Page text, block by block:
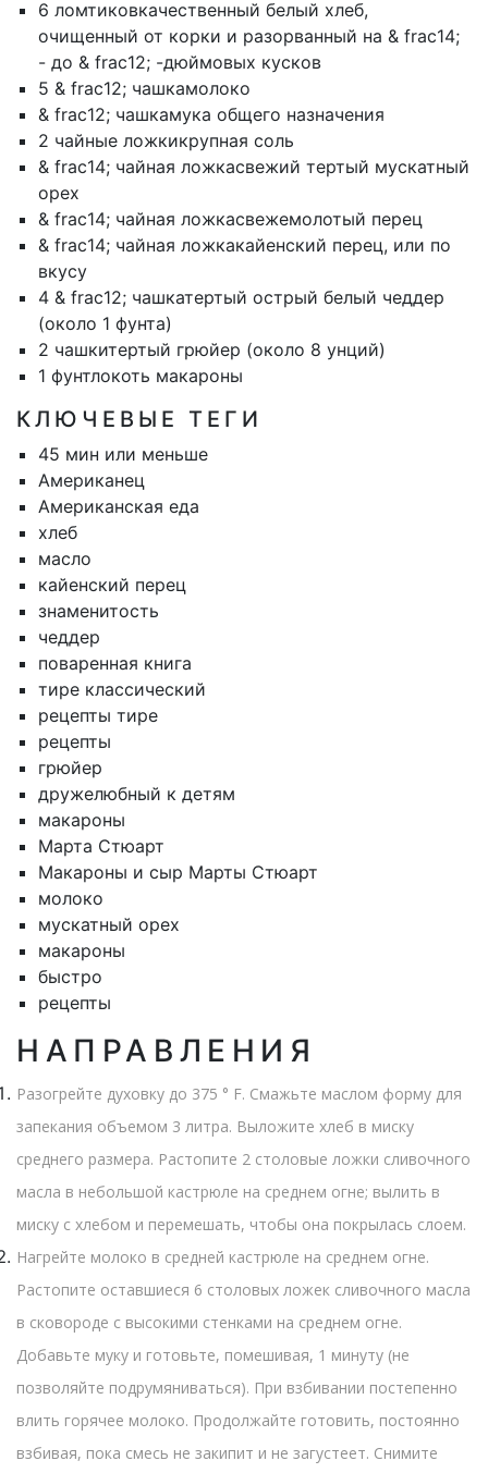
6 ломтиковкачественный белый хлеб,
очищенный от корки и разорванный на & frac14;
- до & frac12; -дюймовых кусков
5 & ​​frac12; чашкамолоко
& frac12; чашкамука общего назначения
2 чайные ложкикрупная соль
& frac14; чайная ложкасвежий тертый мускатный
орех
& frac14; чайная ложкасвежемолотый перец
& frac14; чайная ложкакайенский перец, или по
вкусу
4 & frac12; чашкатертый острый белый чеддер
(около 1 фунта)
2 чашкитертый грюйер (около 8 унций)
1 фунтлокоть макароны
КЛЮЧЕВЫЕ ТЕГИ
45 мин или меньше
Американец
Американская еда
хлеб
масло
кайенский перец
знаменитость
чеддер
поваренная книга
тире классический
рецепты тире
рецепты
грюйер
дружелюбный к детям
макароны
Марта Стюарт
Макароны и сыр Марты Стюарт
молоко
мускатный орех
макароны
быстро
рецепты
НАПРАВЛЕНИЯ
Разогрейте духовку до 375 ° F. Смажьте маслом форму для
запекания объемом 3 литра. Выложите хлеб в миску
среднего размера. Растопите 2 столовые ложки сливочного
масла в небольшой кастрюле на среднем огне; вылить в
миску с хлебом и перемешать, чтобы она покрылась слоем.
Нагрейте молоко в средней кастрюле на среднем огне.
Растопите оставшиеся 6 столовых ложек сливочного масла
в сковороде с высокими стенками на среднем огне.
Добавьте муку и готовьте, помешивая, 1 минуту (не
позволяйте подрумяниваться). При взбивании постепенно
влить горячее молоко. Продолжайте готовить, постоянно
взбивая, пока смесь не закипит и не загустеет. Снимите